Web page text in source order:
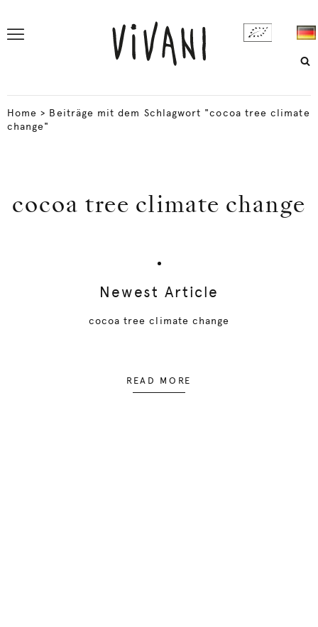
Home > Beiträge mit dem Schlagwort "cocoa tree climate
change"
cocoa tree climate change
Newest Article
cocoa tree climate change
READ MORE